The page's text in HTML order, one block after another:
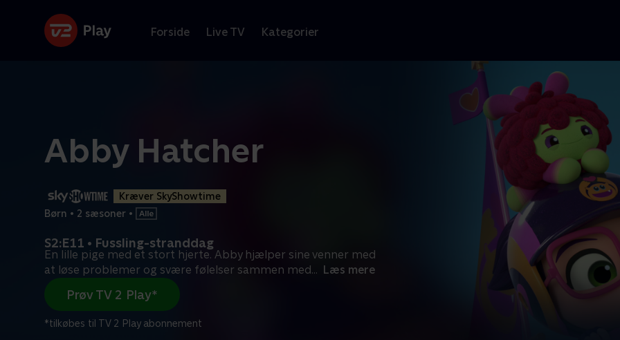
Forside Live TV Kategorier
Abby Hatcher
Kræver SkyShowtime
Børn • 2 sæsoner •
S2:E11 • Fussling-stranddag
En lille pige med et stort hjerte. Abby hjælper sine venner med
at løse problemer og svære følelser sammen med... Læs mere
Prøv TV 2 Play*
*tilkøbes til TV 2 Play abonnement